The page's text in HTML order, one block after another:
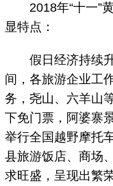
2018年“十一”黄
显特点：
假日经济持续升
间，各旅游企业工
务，尧山、六羊山
下免门票，阿婆寨
举行全国越野摩托
县旅游饭店、商场
求旺盛，呈现出繁